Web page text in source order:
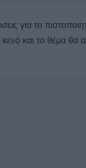
για το
και το θέμα θα